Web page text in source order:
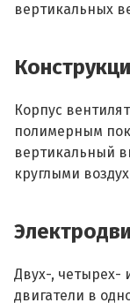
вертикальных
Корпус
полимерным
вертикальный
круглыми
Двух-, четырех-
двигатели в